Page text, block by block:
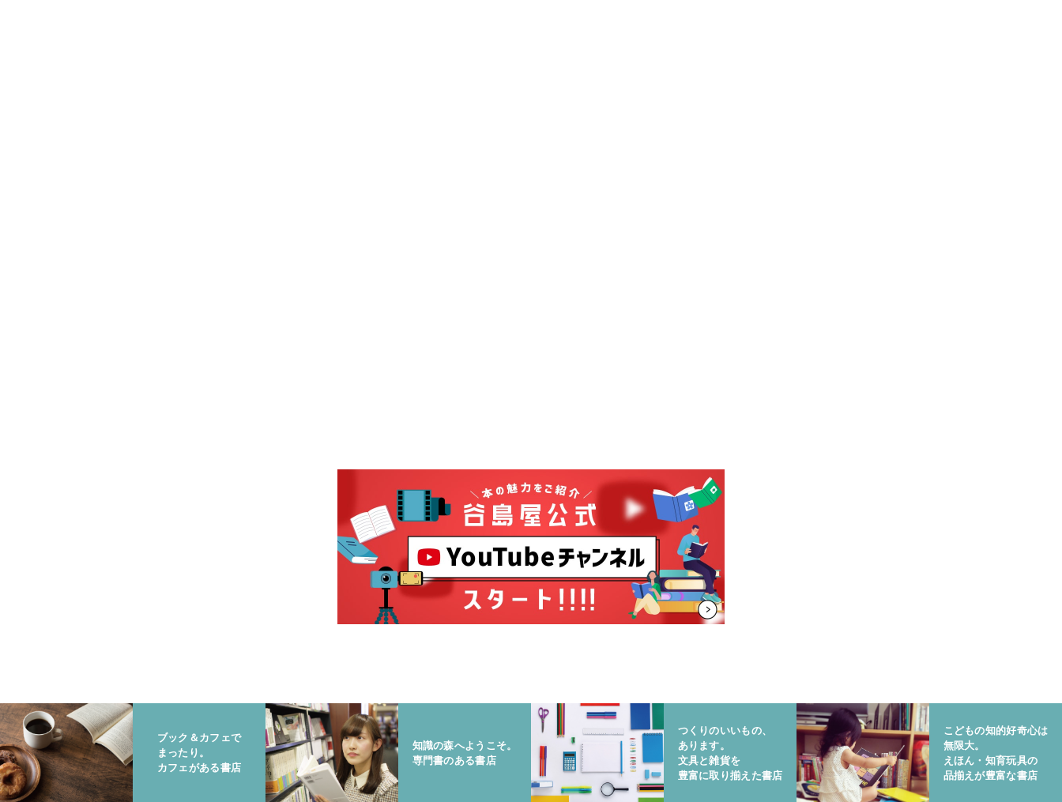
ブック＆カフェで
まったり。
カフェがある書店
知識の森へようこそ。
専門書のある書店
つくりのいいもの、
あります。
文具と雑貨を
豊富に取り揃えた書店
こどもの知的好奇心は
無限大。
えほん・知育玩具の
品揃えが豊富な書店